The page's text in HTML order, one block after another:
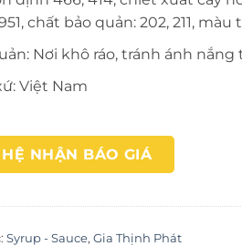
chất bảo quản: 202, 211, màu
Nơi khô ráo, tránh ánh
Việt Nam
NHẬN BÁO GIÁ
Syrup - Sauce, Gia Thịnh Phát